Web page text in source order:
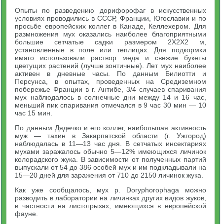
Опыты по разведению дорифорофаг в искусственных
условиях проводились в СССР, Франции, Югославии и по
просьбе европейских коллег в Канаде, Келлехером. Для
размножения мух оказались наиболее благоприятными
большие сетчатые садки размером 2X2X2 м,
установленные в поле или теплицах. Для подкормки
имаго использовали раствор меда и свежие букеты
цветущих растений (лучше зонтичные). Лет мух наиболее
активен в дневные часы. По данным Билиотти и
Персунса, в опытах, проведенных на Средиземном
побережье Франции в г. Антибе, 3/4 случаев спаривания
мух наблюдалось в солнечные дни между 14 и 16 час,
меньший пик спаривания отмечался в 9 час 30 мин — 10
час 15 мин.
По данным Дядечко и его коллег, наибольшая активность
муж — тахин в Закарпатской области (г. Ужгород)
наблюдалась в 11—13 час дня. В сетчатых инсектариях
мухами заражалось обычно 5—12% имеющихся личинок
колорадского жука. В зависимости от полученных партий
выпускали от 54 до 386 особей мух и им подкладывали на
15—20 дней для заражения от 710 до 2150 личинок жука.
Как уже сообщалось, мух p. Doryphorophaga можно
разводить в лаборатории на личинках других видов жуков,
в частности на листогрызах, имеющихся в европейской
фауне.